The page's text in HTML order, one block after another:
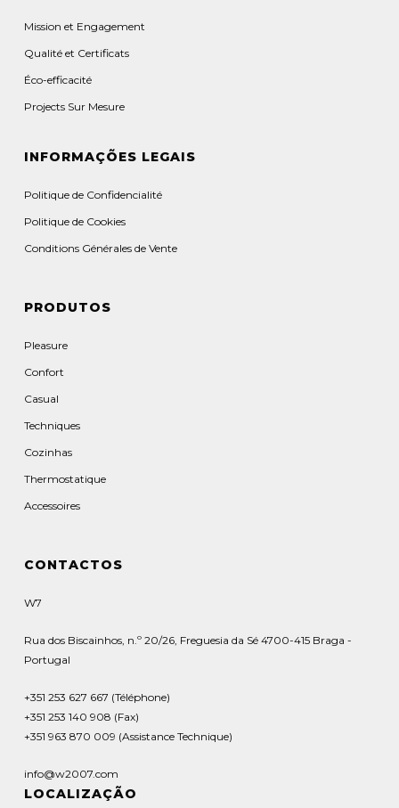
Mission et Engagement
Qualité et Certificats
Éco-efficacité
Projects Sur Mesure
INFORMAÇÕES LEGAIS
Politique de Confidencialité
Politique de Cookies
Conditions Générales de Vente
PRODUTOS
Pleasure
Confort
Casual
Techniques
Cozinhas
Thermostatique
Accessoires
CONTACTOS
W7
Rua dos Biscainhos, n.º 20/26, Freguesia da Sé 4700-415 Braga -
Portugal
+351 253 627 667 (Téléphone)
+351 253 140 908 (Fax)
+351 963 870 009 (Assistance Technique)
info@w2007.com
LOCALIZAÇÃO